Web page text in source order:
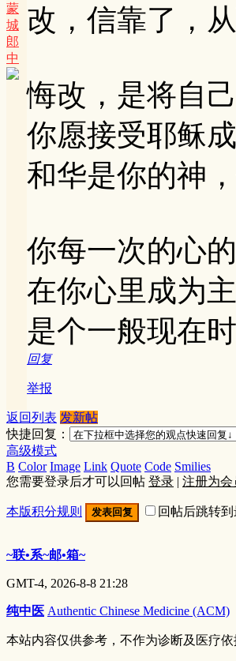
蒙
城
郎
中
改，信靠了，
悔改，是将自
你愿接受耶稣
和华是你的神
你每一次的心
在你心里成为
是个一般现在
回复
举报
返回列表 发新帖
快捷回复：
高级模式
B Color Image Link Quote Code Smilies
您需要登录后才可以回帖 登录 | 注册为会
本版积分规则 发表回复 回帖后跳转
~联•系~邮•箱~
GMT-4, 2026-8-8 21:28
纯中医 Authentic Chinese Medicine (ACM)
本站内容仅供参考，不作为诊断及医疗依